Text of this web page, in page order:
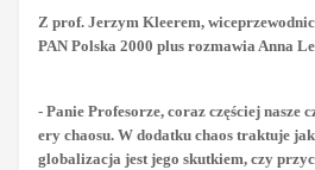
Z prof. Jerzym Kleerem,
PAN Polska 2000 plus rozmawia Anna
- Panie Profesorze, coraz częściej nasze
ery chaosu. W dodatku chaos traktuje
globalizacja jest jego skutkiem, czy